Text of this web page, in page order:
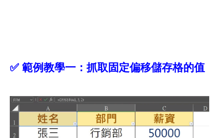
✅ 範例教學一：抓取固定偏移儲存格的值